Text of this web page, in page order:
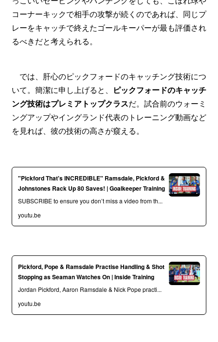
コーナーキックで相手の攻撃が続くのであれば、同じプ
レーをキャッチで終えたゴールキーパーが最も評価され
るべきだと考えられる。
では、肝心のピックフォードのキャッチング技術につ
いて。簡潔に申し上げると、
ピックフォードのキャッチ
ング技術はプレミアトップクラスだ。試合前のウォーミ
ングアップやイングランド代表のトレーニング動画など
を見れば、彼の技術の高さが窺える。
"Pickford That's INCREDIBLE" Ramsdale, Pickford &
Johnstones Rack Up 80 Saves! | Goalkeeper Training
SUBSCRIBE to ensure you don’t miss a video from th...
youtu.be
Pickford, Pope & Ramsdale Practise Handling & Shot
Stopping as Seaman Watches On | Inside Training
Jordan Pickford, Aaron Ramsdale & Nick Pope practi...
youtu.be